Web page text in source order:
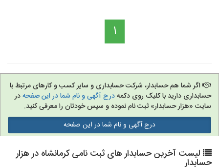
1
اگر شما هم حسابدار، شرکت حسابداری و سایر کسب و کارهای مرتبط با
حسابداری دارید با کلیک روی دکمهدرج آگهی و نام شما در این صفحهدر
سایت «هزار حسابدار» ثبت نام نموده و سپس خودتان را معرفی کنید.
درج آگهی و نام شما در این صفحه
لیست آخرین حسابدار های ثبت نامی کرمانشاه در هزار
حسابدار